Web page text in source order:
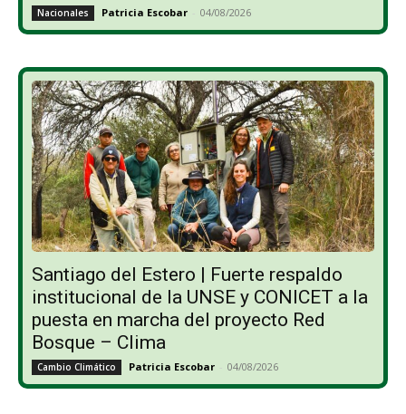
Nacionales Patricia Escobar - 04/08/2026
Santiago del Estero | Fuerte respaldo
institucional de la UNSE y CONICET a la
puesta en marcha del proyecto Red
Bosque – Clima
Cambio Climático Patricia Escobar - 04/08/2026